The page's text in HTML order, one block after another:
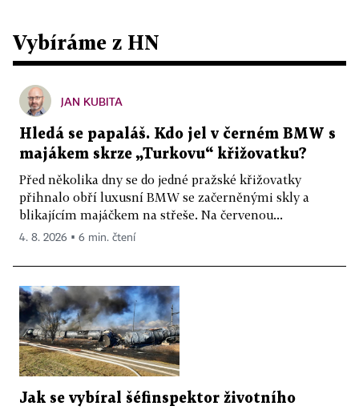
Vybíráme z HN
JAN KUBITA
Hledá se papaláš. Kdo jel v černém BMW s
majákem skrze „Turkovu“ křižovatku?
Před několika dny se do jedné pražské křižovatky
přihnalo obří luxusní BMW se začerněnými skly a
blikajícím majáčkem na střeše. Na červenou...
4. 8. 2026 ▪ 6 min. čtení
Jak se vybíral šéfinspektor životního